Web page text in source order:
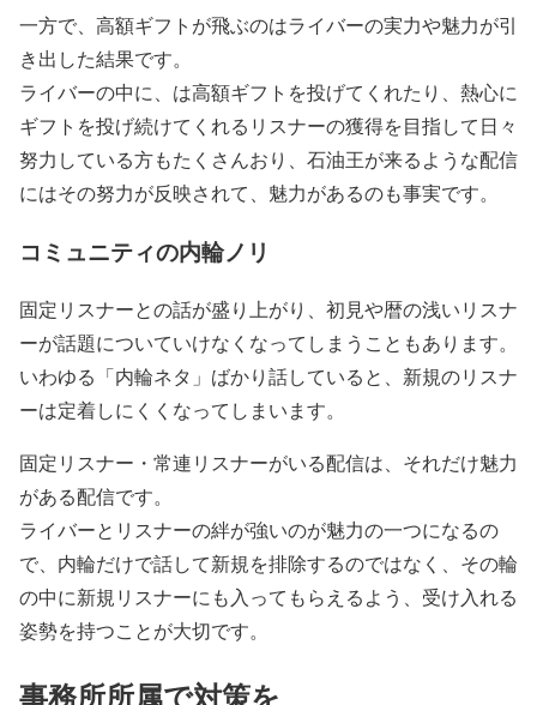
一方で、高額ギフトが飛ぶのはライバーの実力や魅力が引
き出した結果です。
ライバーの中に、は高額ギフトを投げてくれたり、熱心に
ギフトを投げ続けてくれるリスナーの獲得を目指して日々
努力している方もたくさんおり、石油王が来るような配信
にはその努力が反映されて、魅力があるのも事実です。
コミュニティの内輪ノリ
固定リスナーとの話が盛り上がり、初見や暦の浅いリスナ
ーが話題についていけなくなってしまうこともあります。
いわゆる「内輪ネタ」ばかり話していると、新規のリスナ
ーは定着しにくくなってしまいます。
固定リスナー・常連リスナーがいる配信は、それだけ魅力
がある配信です。
ライバーとリスナーの絆が強いのが魅力の一つになるの
で、内輪だけで話して新規を排除するのではなく、その輪
の中に新規リスナーにも入ってもらえるよう、受け入れる
姿勢を持つことが大切です。
事務所所属で対策を